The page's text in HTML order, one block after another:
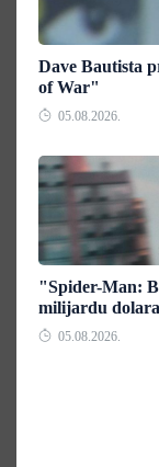
Dave Bautista
of War"
05.08.2026.
"Spider-Man:
milijardu dolara
05.08.2026.